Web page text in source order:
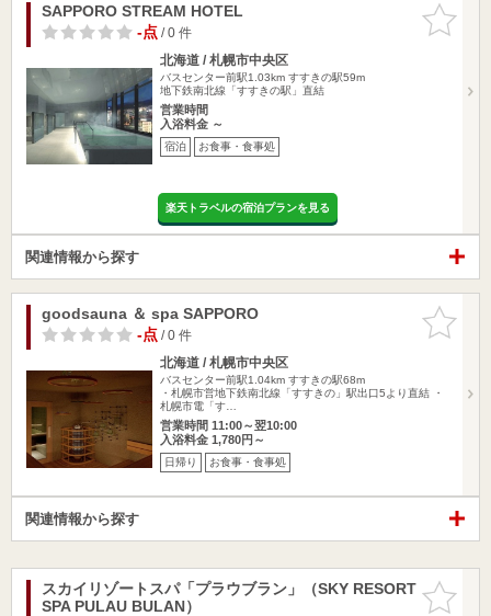
お気に入
りに追加
SAPPORO STREAM HOTEL
-点/ 0 件
北海道 / 札幌市中央区
バスセンター前駅1.03km すすきの駅59m
地下鉄南北線「すすきの駅」直結
営業時間
入浴料金 ～
宿泊 お食事・食事処
楽天トラベルの宿泊プランを見る
関連情報から探す
お気に入
りに追加
goodsauna ＆ spa SAPPORO
-点/ 0 件
北海道 / 札幌市中央区
バスセンター前駅1.04km すすきの駅68m
・札幌市営地下鉄南北線「すすきの」駅出口5より直結 ・
札幌市電「す…
営業時間 11:00～翌10:00
入浴料金 1,780円～
日帰り お食事・食事処
関連情報から探す
お気に入
りに追加
スカイリゾートスパ「プラウブラン」（SKY RESORT
SPA PULAU BULAN）